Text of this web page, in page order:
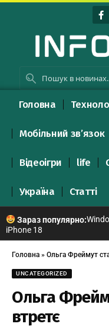
Головна
Мобільний зв’язок
Відеоігри life
Україна Статті
Зараз популярно:
iPhone 18
Головна » Ольга Фреймут
UNCATEGORIZED
Ольга
втретє